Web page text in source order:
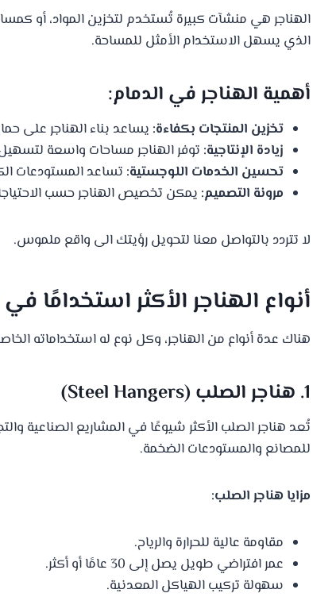
الهناجر هي منشآت كبيرة تُستخدم لتخزين المواد، أو
الذي يسهل الاستخدام الأمثل للمساحة.
أهمية الهناجر في الدمام:
تخزين المنتجات بكفاءة: يساعد بناء الهناجر على
زيادة الإنتاجية: توفر الهناجر مساحات واسعة لتسهيل
تحسين الخدمات اللوجستية: تساعد المستودعات
مرونة التصميم: يمكن تخصيص الهناجر حسب
لا تتردد بالتواصل معنا لتحويل رؤيتك الى واقع ملموس.
أنواع الهناجر الأكثر استخدامًا
هناك عدة أنواع من الهناجر، وكل نوع له استخداماته
1. هناجر الصلب (Steel Hangers)
تُعد هناجر الصلب الأكثر شيوعًا في المشاريع الصناعية
للمصانع والمستودعات الضخمة.
مزايا هناجر الصلب:
مقاومة عالية للحرارة والرياح.
عمر افتراضي طويل يصل إلى 30 عامًا أو أكثر.
سهولة تركيب الهياكل المعدنية.